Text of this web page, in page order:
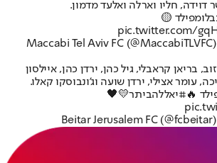
דוידה, חליו וארלה ואלעד מדמון.
בבלומפילד 🟡
pic.twitter.com/
בריאן קראבלי, גיל כהן, ירדן כהן, איילסון
עומר אצילי, ירדן שועה וג’ונבוסקו קאלו.
#יאללהביתר💛🖤